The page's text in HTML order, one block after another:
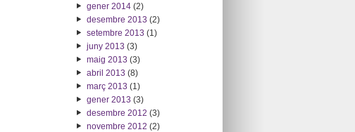
gener 2014(2)
desembre 2013 (2)
setembre 2013 (1)
juny 2013 (3)
maig 2013 (3)
abril 2013 (8)
març 2013 (1)
gener 2013 (3)
desembre 2012 (3)
novembre 2012 (2)